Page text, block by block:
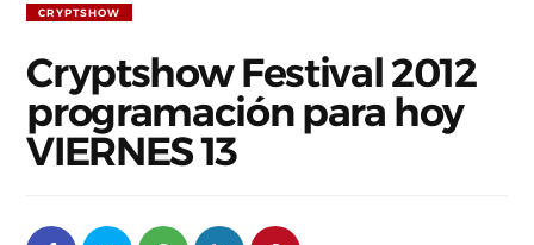
CRYPTSHOW
Cryptshow Festival 2012
programación para hoy
VIERNES 13